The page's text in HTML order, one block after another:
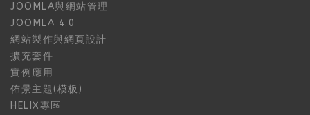
JOOMLA與網站管理
JOOMLA 4.0
網站製作與網頁設計
擴充套件
實例應用
佈景主題(模板)
HELIX專區